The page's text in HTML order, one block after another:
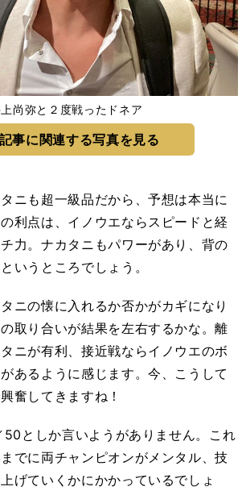
尚弥と２度戦ったドネア
事に関連する写真を見る
タニも超一級品だから、予想は本当に
利点は、イノウエならスピードと経
力。ナカタニもパワーがあり、背の
いうところでしょう。
ニの懐に入れるか否かがカギになり
取り合いが結果を左右するかな。離
ニが有利、接近戦ならイノウエのボ
あるように感じます。今、こうして
奮してきますね！
としか言いようがありません。これ
でに両チャンピオンがメンタル、技
げていくかにかかっているでしょ